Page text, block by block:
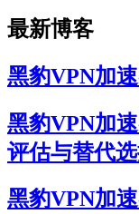
最新博客
黑豹VPN加
黑豹VPN加
评估与替代
黑豹VPN加